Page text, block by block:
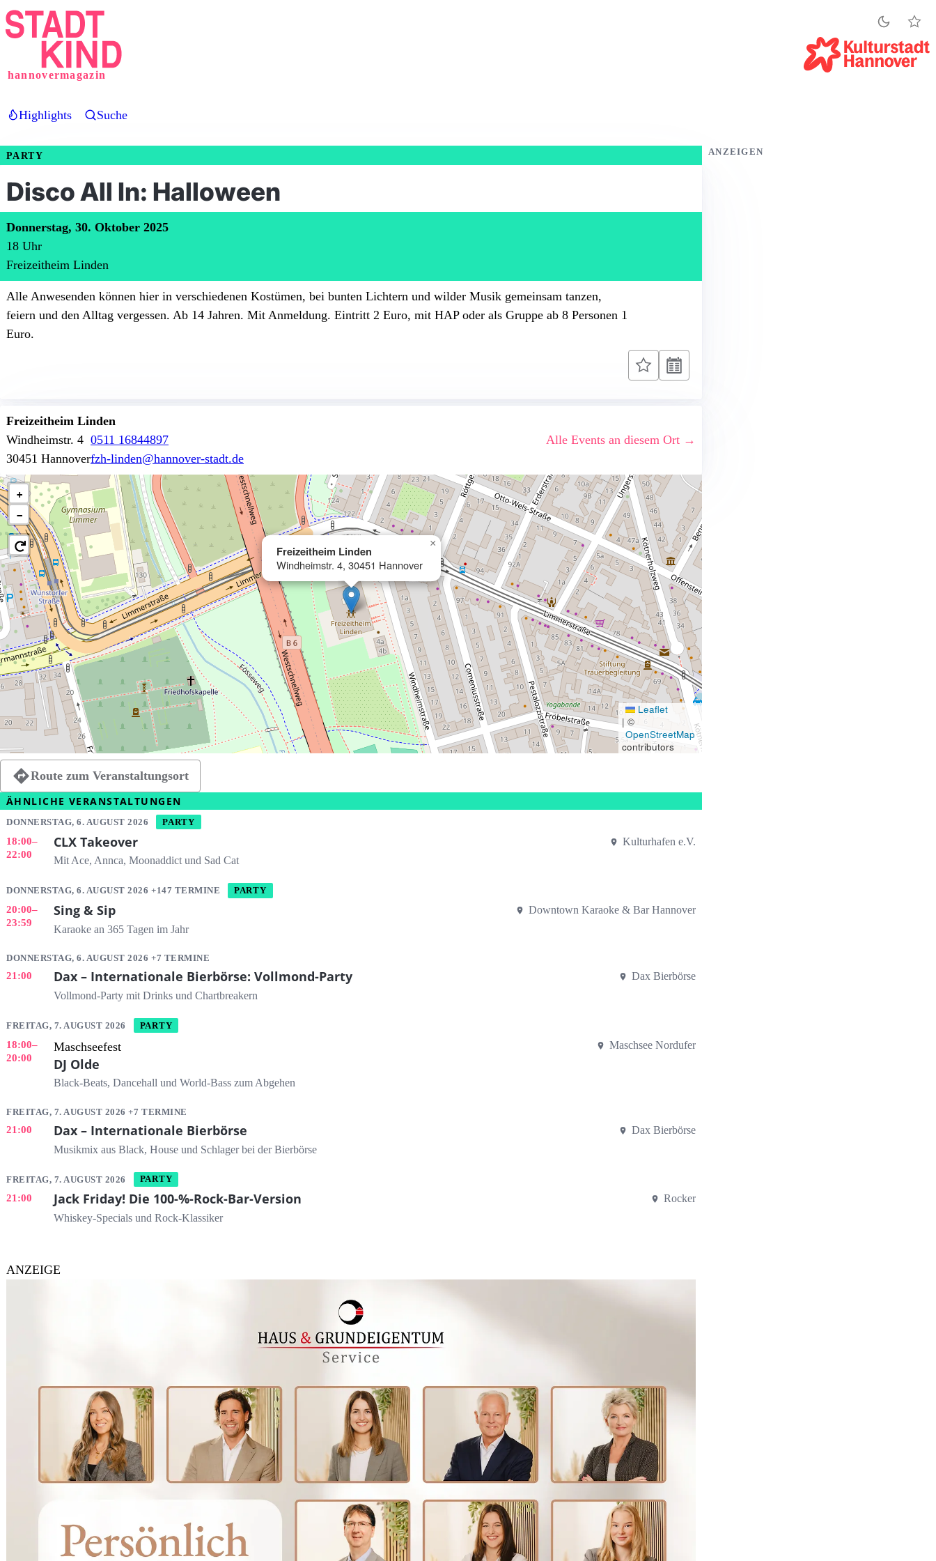
Direkt
zum
hannovermagazin
Highlights Suche
PARTY
Disco All In: Halloween
Donnerstag, 30. Oktober 2025
18 Uhr
Freizeitheim Linden
Alle Anwesenden können hier in verschiedenen Kostümen, bei bunten Lichtern und wilder Musik gemeinsam tanzen,
feiern und den Alltag vergessen. Ab 14 Jahren. Mit Anmeldung. Eintritt 2 Euro, mit HAP oder als Gruppe ab 8 Personen 1
Euro.
Freizeitheim Linden
Windheimstr. 4
30451 Hannover
0511 16844897
fzh-linden@hannover-stadt.de
Alle Events an diesem Ort →
Freizeitheim Linden
Windheimstr. 4, 30451 Hannover
×
+
−
Leaflet
| ©
OpenStreetMap
contributors
Route zum Veranstaltungsort
ÄHNLICHE VERANSTALTUNGEN
DONNERSTAG, 6. AUGUST 2026 PARTY
18:00–
22:00
CLX Takeover
Mit Ace, Annca, Moonaddict und Sad Cat
Kulturhafen e.V.
DONNERSTAG, 6. AUGUST 2026 +147 TERMINE PARTY
20:00–
23:59
Sing & Sip
Karaoke an 365 Tagen im Jahr
Downtown Karaoke & Bar Hannover
DONNERSTAG, 6. AUGUST 2026 +7 TERMINE
21:00 Dax – Internationale Bierbörse: Vollmond-Party
Vollmond-Party mit Drinks und Chartbreakern
Dax Bierbörse
FREITAG, 7. AUGUST 2026 PARTY
18:00–
20:00
Maschseefest
DJ Olde
Black-Beats, Dancehall und World-Bass zum Abgehen
Maschsee Nordufer
FREITAG, 7. AUGUST 2026 +7 TERMINE
21:00 Dax – Internationale Bierbörse
Musikmix aus Black, House und Schlager bei der Bierbörse
Dax Bierbörse
FREITAG, 7. AUGUST 2026 PARTY
21:00 Jack Friday! Die 100-%-Rock-Bar-Version
Whiskey-Specials und Rock-Klassiker
Rocker
ANZEIGE
ANZEIGEN